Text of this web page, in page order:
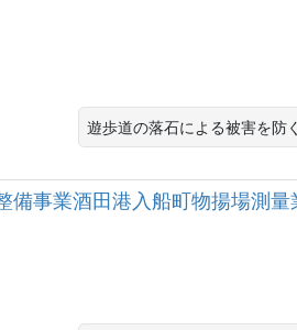
遊歩道の落石による被害を防
事業酒田港入船町物揚場測量